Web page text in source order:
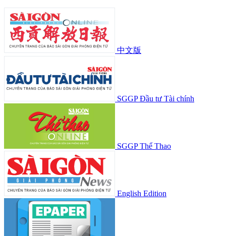
中文版
SGGP Đầu tư Tài chính
SGGP Thể Thao
English Edition